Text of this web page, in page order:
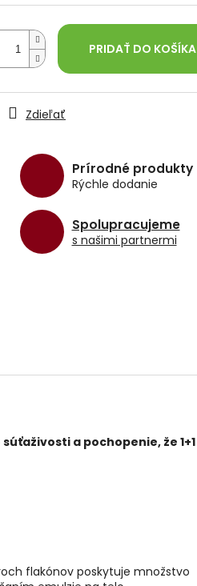
PRIDAŤ DO KOŠÍKA
Prírodné produkty
Rýchle dodanie
Spolupracujeme
s našimi partnermi
Zdieľať
a pochopenie, že 1+1
flakónov poskytuje množstvo